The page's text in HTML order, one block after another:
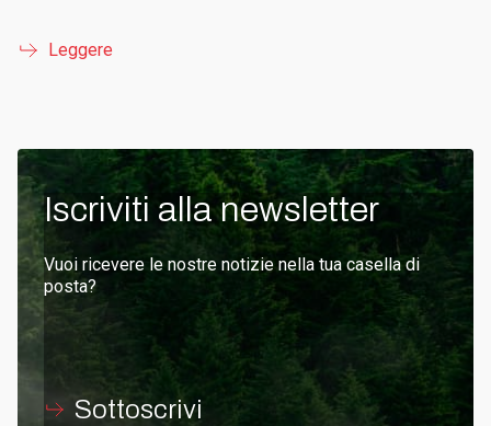
Leggere
Iscriviti alla newsletter
Vuoi ricevere le nostre notizie nella tua casella di
posta?
Sottoscrivi